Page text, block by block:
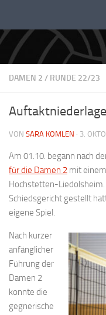
DAMEN 2 / RUNDE 22/23
VON SARA KOMLEN · 3.
Am 01.10. begann nach
für die Damen 2 mit
Hochstetten-
Schiedsgericht gestellt
eigene Spiel.
Nach kurzer
anfänglicher
Führung der
Damen 2
konnte die
gegnerische